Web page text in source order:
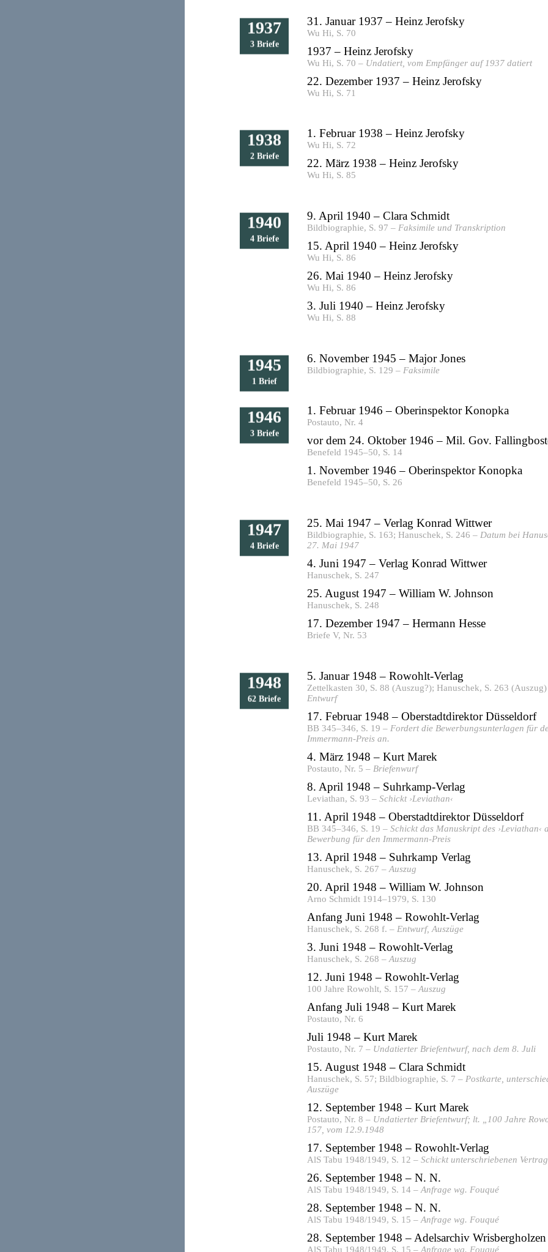
1937
3 Briefe
31. Januar 1937 – Heinz Jerofsky
Wu Hi, S. 70
1937 – Heinz Jerofsky
Wu Hi, S. 70 – Undatiert, vom Empfänger auf 1937 datiert
22. Dezember 1937 – Heinz Jerofsky
Wu Hi, S. 71
1938
2 Briefe
1. Februar 1938 – Heinz Jerofsky
Wu Hi, S. 72
22. März 1938 – Heinz Jerofsky
Wu Hi, S. 85
1940
4 Briefe
9. April 1940 – Clara Schmidt
Bildbiographie, S. 97 – Faksimile und Transkription
15. April 1940 – Heinz Jerofsky
Wu Hi, S. 86
26. Mai 1940 – Heinz Jerofsky
Wu Hi, S. 86
3. Juli 1940 – Heinz Jerofsky
Wu Hi, S. 88
1945
1 Brief
6. November 1945 – Major Jones
Bildbiographie, S. 129 – Faksimile
1946
3 Briefe
1. Februar 1946 – Oberinspektor Konopka
Postauto, Nr. 4
vor dem 24. Oktober 1946 – Mil. Gov.
Benefeld 1945–50, S. 14
1. November 1946 – Oberinspektor Konopka
Benefeld 1945–50, S. 26
1947
4 Briefe
25. Mai 1947 – Verlag Konrad Wittwer
Bildbiographie, S. 163; Hanuschek, S. 246 – Datum bei
27. Mai 1947
4. Juni 1947 – Verlag Konrad Wittwer
Hanuschek, S. 247
25. August 1947 – William W. Johnson
Hanuschek, S. 248
17. Dezember 1947 – Hermann Hesse
Briefe V, Nr. 53
1948
62 Briefe
5. Januar 1948 – Rowohlt-Verlag
Zettelkasten 30, S. 88 (Auszug?); Hanuschek, S. 263
Entwurf
17. Februar 1948 – Oberstadtdirektor Düsseldorf
BB 345–346, S. 19 – Fordert die Bewerbungsunterlagen für
Immermann-Preis an.
4. März 1948 – Kurt Marek
Postauto, Nr. 5 – Briefenwurf
8. April 1948 – Suhrkamp-Verlag
Leviathan, S. 93 – Schickt ›Leviathan‹
11. April 1948 – Oberstadtdirektor Düsseldorf
BB 345–346, S. 19 – Schickt das Manuskript des ›Leviathan‹
Bewerbung für den Immermann-Preis
13. April 1948 – Suhrkamp Verlag
Hanuschek, S. 267 – Auszug
20. April 1948 – William W. Johnson
Arno Schmidt 1914–1979, S. 130
Anfang Juni 1948 – Rowohlt-Verlag
Hanuschek, S. 268 f. – Entwurf, Auszüge
3. Juni 1948 – Rowohlt-Verlag
Hanuschek, S. 268 – Auszug
12. Juni 1948 – Rowohlt-Verlag
100 Jahre Rowohlt, S. 157 – Auszug
Anfang Juli 1948 – Kurt Marek
Postauto, Nr. 6
Juli 1948 – Kurt Marek
Postauto, Nr. 7 – Undatierter Briefentwurf, nach dem 8. Juli
15. August 1948 – Clara Schmidt
Hanuschek, S. 57; Bildbiographie, S. 7 – Postkarte,
Auszüge
12. September 1948 – Kurt Marek
Postauto, Nr. 8 – Undatierter Briefentwurf; lt. „100 Jahre
157, vom 12.9.1948
17. September 1948 – Rowohlt-Verlag
AlS Tabu 1948/1949, S. 12 – Schickt unterschriebenen
26. September 1948 – N. N.
AlS Tabu 1948/1949, S. 14 – Anfrage wg. Fouqué
28. September 1948 – N. N.
AlS Tabu 1948/1949, S. 15 – Anfrage wg. Fouqué
28. September 1948 – Adelsarchiv Wrisbergholzen
AlS Tabu 1948/1949, S. 15 – Anfrage wg. Fouqué